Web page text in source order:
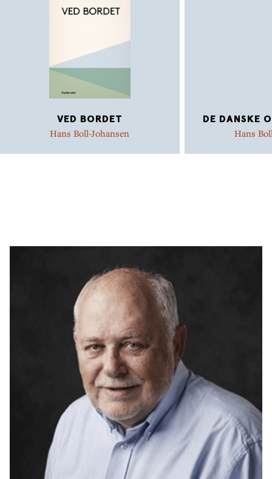
VED BORDET
Hans Boll-Johansen
DE DANSKE
Hans